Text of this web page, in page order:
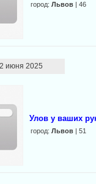
город: Львов | 46
июня 2025
Улов у ваших
город: Львов | 51